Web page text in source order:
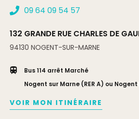
09 64 09 54 57
132 GRANDE RUE CHARLES DE
94130 NOGENT-SUR-MARNE
Bus 114 arrêt Marché
Nogent sur Marne (RER A) ou Nogent
VOIR MON ITINÉRAIRE